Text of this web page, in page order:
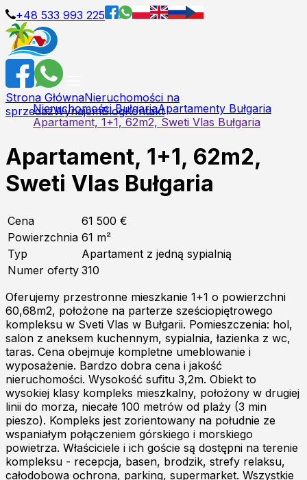
+48 533 993 225
Strona GłównaNieruchomości na
sprzedażWynajemBlogKontakt
Nieruchomości BułgariaApartamenty Bułgaria
Apartament, 1+1, 62m2, Sweti Vlas Bułgaria
Apartament, 1+1, 62m2,
Sweti Vlas Bułgaria
Cena
61 500 €
Powierzchnia 61 m²
Typ
Apartament z jedną sypialnią
Numer oferty 310
Oferujemy przestronne mieszkanie 1+1 o powierzchni
60,68m2, położone na parterze sześciopiętrowego
kompleksu w Sveti Vlas w Bułgarii. Pomieszczenia: hol,
salon z aneksem kuchennym, sypialnia, łazienka z wc,
taras. Cena obejmuje kompletne umeblowanie i
wyposażenie. Bardzo dobra cena i jakość
nieruchomości. Wysokość sufitu 3,2m. Obiekt to
wysokiej klasy kompleks mieszkalny, położony w drugiej
linii do morza, niecałe 100 metrów od plaży (3 min
pieszo). Kompleks jest zorientowany na południe ze
wspaniałym połączeniem górskiego i morskiego
powietrza. Właściciele i ich goście są dostępni na terenie
kompleksu - recepcja, basen, brodzik, strefy relaksu,
całodobowa ochrona, parking, supermarket. Wszystkie